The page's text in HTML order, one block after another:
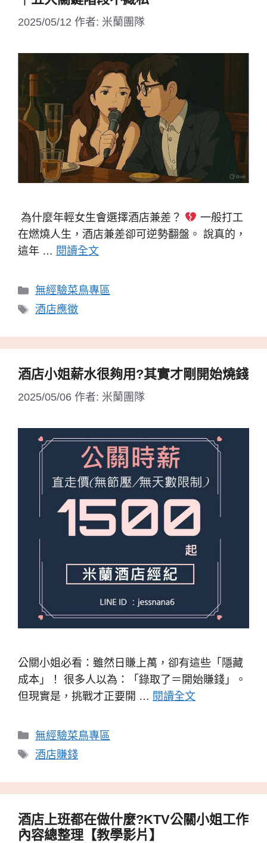
2025/05/12 作者: 米蘭團隊
為什麼年輕女生會選擇酒店兼差？
一般打工
在燃燒人生，酒店兼差卻可逆勢翻盤。 說真的，
這年 … 閱讀全文
分
類
無經驗菜鳥專區
標
酒店應徵
酒店小姐薪水很夠用?其實才剛開始燒錢
2025/05/06 作者: 米蘭團隊
公關小姐必看：雖然日賺上萬，卻有這些「隱藏
成本」！ 很多人以為：「錄取了＝開始賺錢」。
但現實是，挑戰才正要開 … 閱讀全文
分
類
無經驗菜鳥專區
標
酒店賺錢
酒店上班都在做什麼?KTV公關小姐工作
內容總整理【教學影片】